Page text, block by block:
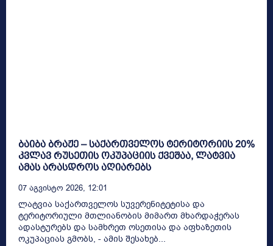
ბაიბა ბრაჟე – საქართველოს ტერიტორიის 20%
კვლავ რუსეთის ოკუპაციის ქვეშაა, ლატვია
ამას არასდროს აღიარებს
07 Აგვისტო 2026, 12:01
ლატვია საქართველოს სუვერენიტეტისა და
ტერიტორიული მთლიანობის მიმართ მხარდაჭერას
ადასტურებს და სამხრეთ ოსეთისა და აფხაზეთის
ოკუპაციას გმობს, - ამის შესახებ...